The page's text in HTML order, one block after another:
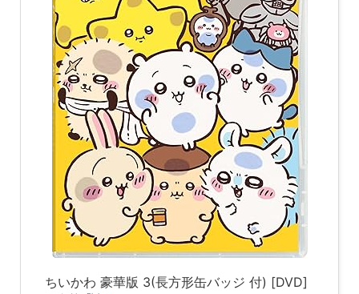
ちいかわ 豪華版 3(長方形缶バッジ 付) [DVD]